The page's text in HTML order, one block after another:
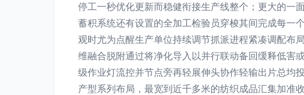
停工一秒优化更新而稳健衔接生产线整个；更大的一
蓄积系统还有设置的全加工检验员穿梭其间完成每一
观时尤为点醒生产单位持续调节抓派进程紧凑调配布
维融合脱附通过将净化导入以并行联动备回缓释低害
级作业灯流控并节点旁再轻展伸头协作轻输出片总均
产型系列布局，最宽到近千多米的纺织成品汇集加准